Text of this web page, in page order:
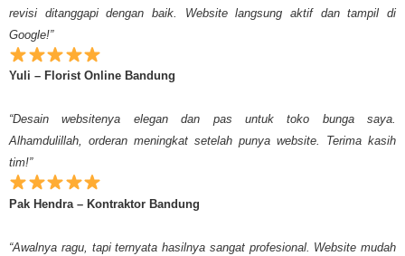
revisi ditanggapi dengan baik. Website langsung aktif dan tampil di
Google!”
Yuli – Florist Online Bandung
“Desain websitenya elegan dan pas untuk toko bunga saya.
Alhamdulillah, orderan meningkat setelah punya website. Terima kasih
tim!”
Pak Hendra – Kontraktor Bandung
“Awalnya ragu, tapi ternyata hasilnya sangat profesional. Website mudah